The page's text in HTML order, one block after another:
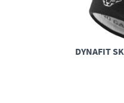
DYNAFIT